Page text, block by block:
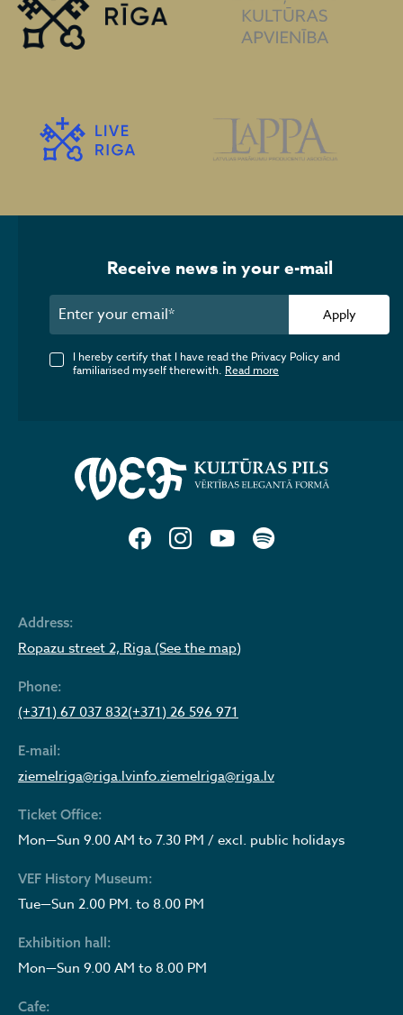
Address:
Ropazu street 2, Riga (See the map)
Phone:
(+371) 67 037 832(+371) 26 596 971
E-mail:
ziemelriga@riga.lvinfo.ziemelriga@riga.lv
Ticket Office:
Mon—Sun 9.00 AM to 7.30 PM / excl. public holidays
VEF History Museum:
Tue—Sun 2.00 PM. to 8.00 PM
Exhibition hall:
Mon—Sun 9.00 AM to 8.00 PM
Cafe:
Receive news in your e-mail
Apply
I hereby certify that I have read the Privacy Policy and
familiarised myself therewith. Read more